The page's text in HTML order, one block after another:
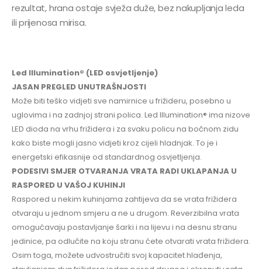
rezultat, hrana ostaje svježa duže, bez nakupljanja leda
ili prijenosa mirisa.
Led Illumination® (LED osvjetljenje)
JASAN PREGLED UNUTRAŠNJOSTI
Može biti teško vidjeti sve namirnice u frižideru, posebno u
uglovima i na zadnjoj strani polica. Led Illumination® ima nizove
LED dioda na vrhu frižidera i za svaku policu na bočnom zidu
kako biste mogli jasno vidjeti kroz cijeli hladnjak. To je i
energetski efikasnije od standardnog osvjetljenja.
PODESIVI SMJER OTVARANJA VRATA RADI UKLAPANJA U
RASPORED U VAŠOJ KUHINJI
Raspored u nekim kuhinjama zahtijeva da se vrata frižidera
otvaraju u jednom smjeru a ne u drugom. Reverzibilna vrata
omogućavaju postavljanje šarki i na lijevu i na desnu stranu
jedinice, pa odlučite na koju stranu ćete otvarati vrata frižidera.
Osim toga, možete udvostručiti svoj kapacitet hlađenja,